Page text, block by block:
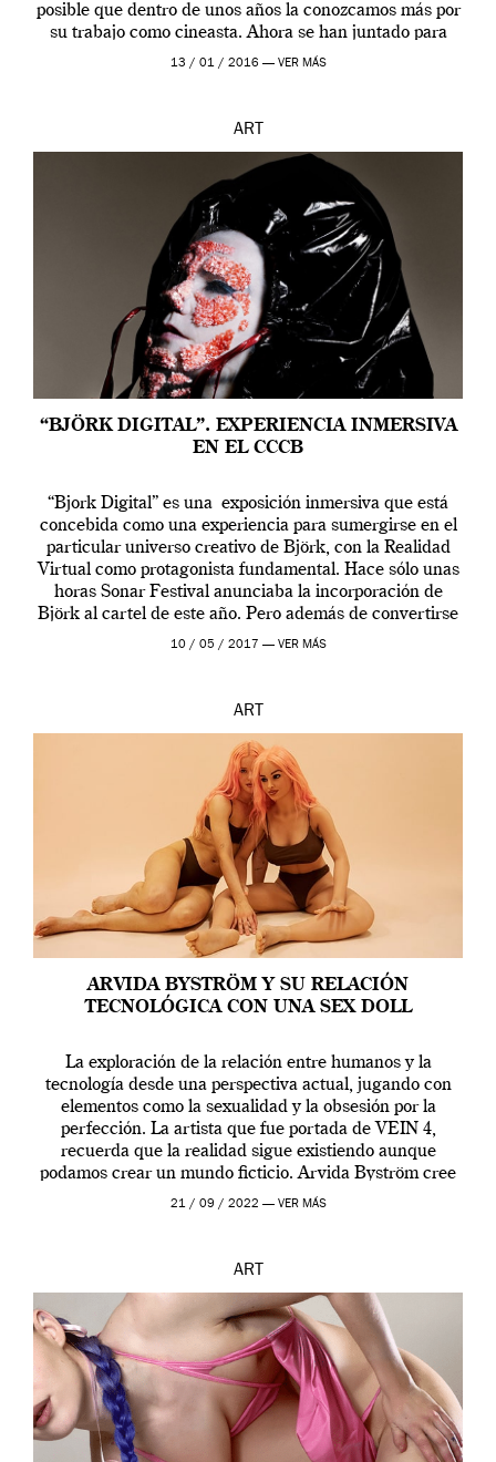
posible que dentro de unos años la conozcamos más por
su trabajo como cineasta. Ahora se han juntado para
contarnos una […]
13 / 01 / 2016 — VER MÁS
ART
“BJÖRK DIGITAL”. EXPERIENCIA INMERSIVA
EN EL CCCB
“Bjork Digital” es una exposición inmersiva que está
concebida como una experiencia para sumergirse en el
particular universo creativo de Björk, con la Realidad
Virtual como protagonista fundamental. Hace sólo unas
horas Sonar Festival anunciaba la incorporación de
Björk al cartel de este año. Pero además de convertirse
en una de las actuaciones más relevantes […]
10 / 05 / 2017 — VER MÁS
ART
ARVIDA BYSTRÖM Y SU RELACIÓN
TECNOLÓGICA CON UNA SEX DOLL
La exploración de la relación entre humanos y la
tecnología desde una perspectiva actual, jugando con
elementos como la sexualidad y la obsesión por la
perfección. La artista que fue portada de VEIN 4,
recuerda que la realidad sigue existiendo aunque
podamos crear un mundo ficticio. Arvida Byström cree
que los humanos tienen un complejo […]
21 / 09 / 2022 — VER MÁS
ART